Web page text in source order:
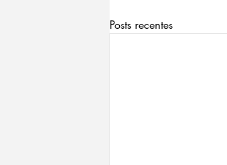
Posts recentes